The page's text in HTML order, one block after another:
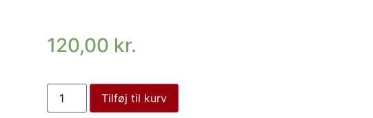
120,00 kr.
Tilføj til kurv